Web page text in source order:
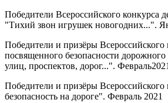
Победители Всероссийского конкурса
"Тихий звон игрушек новогодних...".
Победители и призёры Всероссийского
посвященного безопасности
улиц, проспектов, дорог...". Февраль2021
Победители и призёры
безопасность на дороге". Февраль 2021